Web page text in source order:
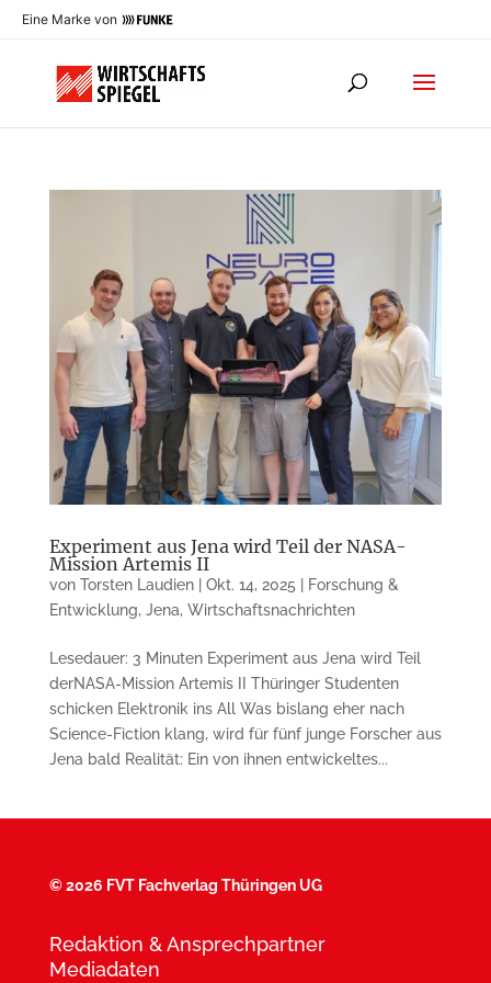
Eine Marke von
Experiment aus Jena wird Teil der NASA-
Mission Artemis II
von Torsten Laudien| Okt. 14, 2025
Forschung &
Entwicklung, Jena, Wirtschaftsnachrichten
Lesedauer: 3 Minuten Experiment aus Jena wird Teil
derNASA-Mission Artemis II Thüringer Studenten
schicken Elektronik ins All Was bislang eher nach
Science-Fiction klang, wird für fünf junge Forscher aus
Jena bald Realität: Ein von ihnen entwickeltes...
©2026 FVT Fachverlag Thüringen UG
Redaktion & Ansprechpartner
Mediadaten